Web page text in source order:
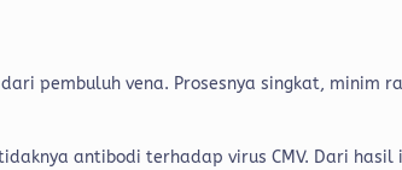
pembuluh vena. Prosesnya singkat, minim
antibodi terhadap virus CMV. Dari hasil